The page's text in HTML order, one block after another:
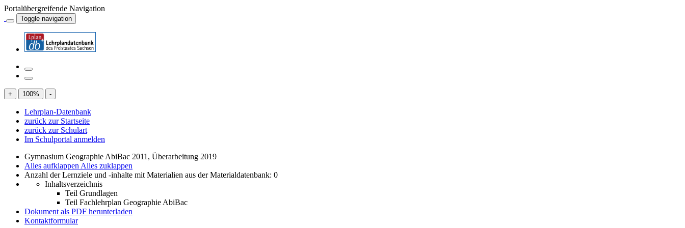
Portalübergreifende Navigation
Toggle navigation
+ 100% -
Lehrplan-Datenbank
zurück zur Startseite
zurück zur Schulart
Im Schulportal anmelden
Gymnasium Geographie AbiBac 2011, Überarbeitung 2019
Alles aufklappen Alles zuklappen
Anzahl der Lernziele und -inhalte mit Materialien aus der Materialdatenbank: 0
Inhaltsverzeichnis
Teil Grundlagen
Teil Fachlehrplan Geographie AbiBac
Dokument als PDF herunterladen
Kontaktformular